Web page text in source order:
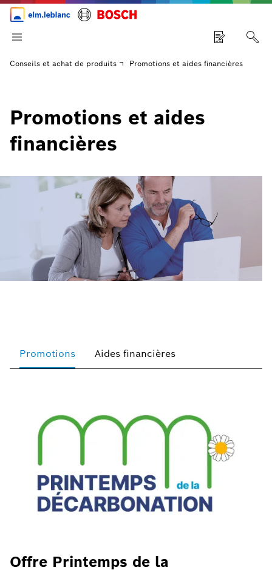
Conseils et achat de produits Promotions et aides financières
Promotions et aides
financières
Promotions Aides financières
Offre Printemps de la